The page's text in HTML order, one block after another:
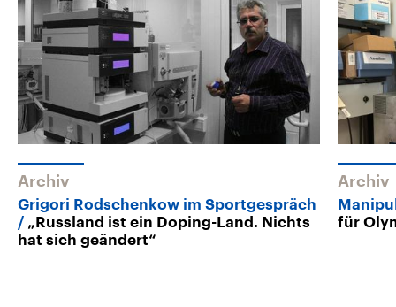
Archiv
Grigori Rodschenkow im Sportgespräch
„Russland ist ein Doping-Land. Nichts
hat sich geändert“
Archiv
für